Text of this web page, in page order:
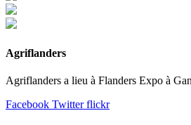
Agriflanders
Agriflanders a lieu à Flanders Expo à
Facebook Twitter flickr